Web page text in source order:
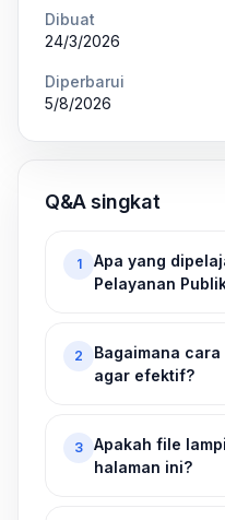
Dibuat
24/3/2026
Diperbarui
5/8/2026
Q&A singkat
1
Apa yang
Pelayanan
2
Bagaimana
agar efektif?
3
Apakah file
halaman ini?